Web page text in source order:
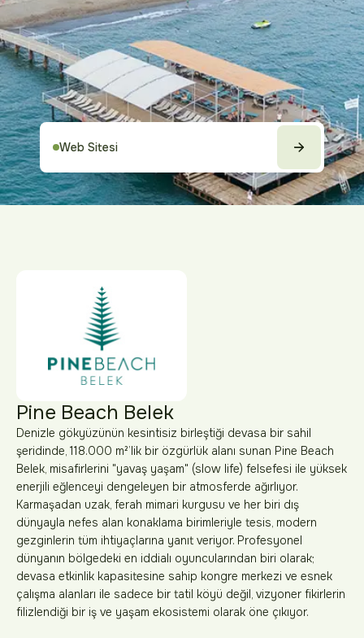
Web Sitesi
Pine Beach Belek
Denizle gökyüzünün kesintisiz birleştiği devasa bir sahil
şeridinde, 118.000 m²’lik bir özgürlük alanı sunan Pine Beach
Belek, misafirlerini "yavaş yaşam" (slow life) felsefesi ile yüksek
enerjili eğlenceyi dengeleyen bir atmosferde ağırlıyor.
Karmaşadan uzak, ferah mimari kurgusu ve her biri dış
dünyayla nefes alan konaklama birimleriyle tesis, modern
gezginlerin tüm ihtiyaçlarına yanıt veriyor. Profesyonel
dünyanın bölgedeki en iddialı oyuncularından biri olarak;
devasa etkinlik kapasitesine sahip kongre merkezi ve esnek
çalışma alanları ile sadece bir tatil köyü değil, vizyoner fikirlerin
filizlendiği bir iş ve yaşam ekosistemi olarak öne çıkıyor.